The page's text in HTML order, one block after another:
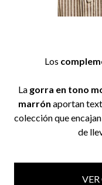
Los
La gorra en tono
marrón aportan
colección que
de